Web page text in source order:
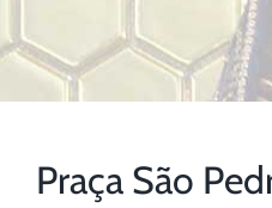
Praça São